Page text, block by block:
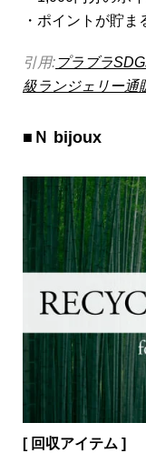
・ポイントが貯ま
引用:プラブラ
級ランジェリー通
■ Ｎ bijoux
[ 回収アイテム ]